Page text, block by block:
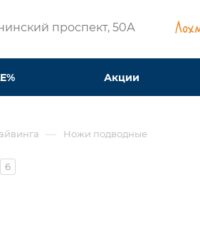
проспект, 50А​
Акции
— Ножи подводные
6